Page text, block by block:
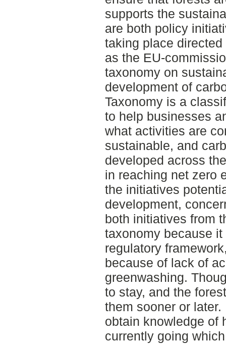
supports the
are both policy
taking place
as the EU-
taxonomy on
development of
Taxonomy is a
to help businesses
what activities are
sustainable, and
developed across
in reaching net zero
the initiatives
development,
both initiatives from
taxonomy because
regulatory
because of lack of
greenwashing.
to stay, and the
them sooner or
obtain knowledge of
currently going